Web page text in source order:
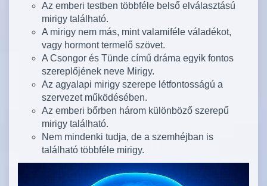
Az emberi testben többféle belső elválasztású
mirigy található.
A mirigy nem más, mint valamiféle váladékot,
vagy hormont termelő szövet.
A Csongor és Tünde című dráma egyik fontos
szereplőjének neve Mirigy.
Az agyalapi mirigy szerepe létfontosságú a
szervezet működésében.
Az emberi bőrben három különböző szerepű
mirigy található.
Nem mindenki tudja, de a szemhéjban is
található többféle mirigy.